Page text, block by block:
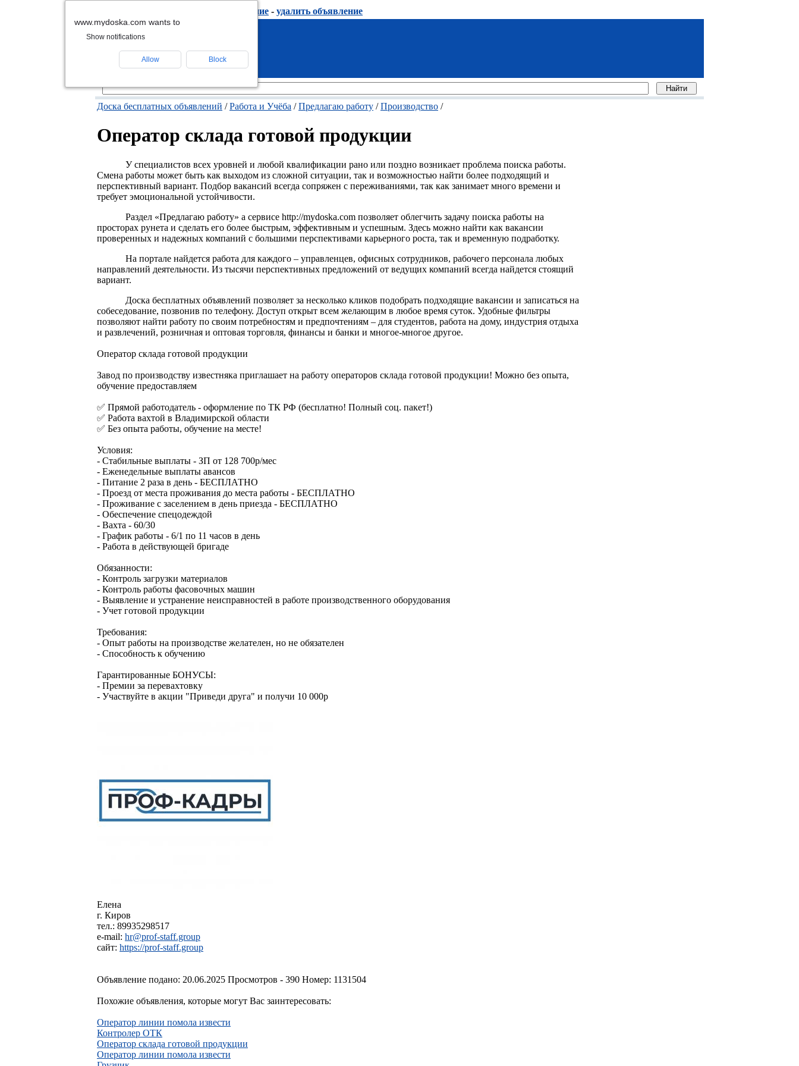
подать объявление - удалить объявление
Доска бесплатных объявлений /Работа и Учёба /Предлагаю работу /Производство /
Оператор склада готовой продукции
У специалистов всех уровней и любой квалификации рано или поздно возникает проблема поиска работы.
Смена работы может быть как выходом из сложной ситуации, так и возможностью найти более подходящий и
перспективный вариант. Подбор вакансий всегда сопряжен с переживаниями, так как занимает много времени и
требует эмоциональной устойчивости.
Раздел «Предлагаю работу» а сервисе http://mydoska.com позволяет облегчить задачу поиска работы на
просторах рунета и сделать его более быстрым, эффективным и успешным. Здесь можно найти как вакансии
проверенных и надежных компаний с большими перспективами карьерного роста, так и временную подработку.
На портале найдется работа для каждого – управленцев, офисных сотрудников, рабочего персонала любых
направлений деятельности. Из тысячи перспективных предложений от ведущих компаний всегда найдется стоящий
вариант.
Доска бесплатных объявлений позволяет за несколько кликов подобрать подходящие вакансии и записаться на
собеседование, позвонив по телефону. Доступ открыт всем желающим в любое время суток. Удобные фильтры
позволяют найти работу по своим потребностям и предпочтениям – для студентов, работа на дому, индустрия отдыха
и развлечений, розничная и оптовая торговля, финансы и банки и многое-многое другое.
Оператор склада готовой продукции
Завод по производству известняка приглашает на работу операторов склада готовой продукции! Можно без опыта,
обучение предоставляем
✅ Прямой работодатель - оформление по ТК РФ (бесплатно! Полный соц. пакет!)
✅ Работа вахтой в Владимирской области
✅ Без опыта работы, обучение на месте!
Условия:
- Стабильные выплаты - ЗП от 128 700р/мес
- Еженедельные выплаты авансов
- Питание 2 раза в день - БЕСПЛАТНО
- Проезд от места проживания до места работы - БЕСПЛАТНО
- Проживание с заселением в день приезда - БЕСПЛАТНО
- Обеспечение спецодеждой
- Вахта - 60/30
- График работы - 6/1 по 11 часов в день
- Работа в действующей бригаде
Обязанности:
- Контроль загрузки материалов
- Контроль работы фасовочных машин
- Выявление и устранение неисправностей в работе производственного оборудования
- Учет готовой продукции
Требования:
- Опыт работы на производстве желателен, но не обязателен
- Способность к обучению
Гарантированные БОНУСЫ:
- Премии за перевахтовку
- Участвуйте в акции "Приведи друга" и получи 10 000р
Елена
г. Киров
тел.: 89935298517
e-mail: hr@prof-staff.group
сайт: https://prof-staff.group
Объявление подано: 20.06.2025 Просмотров - 390 Номер: 1131504
Похожие объявления, которые могут Вас заинтересовать:
Оператор линии помола извести
Контролер ОТК
Оператор склада готовой продукции
Оператор линии помола извести
www.mydoska.com wants to
Show notifications
Allow Block